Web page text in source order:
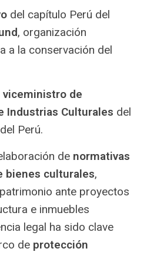
del capítulo Perú del
, organización
a la conservación del
viceministro de
Industrias Culturales del
Perú.
de normativas
bienes culturales,
ante proyectos
e inmuebles
legal ha sido clave
de protección